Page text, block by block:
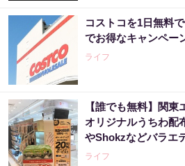
コストコを1日無料
でお得なキャンペー
ライフ
【誰でも無料】関
オリジナルうちわ配
やShokzなどバラエ
ライフ